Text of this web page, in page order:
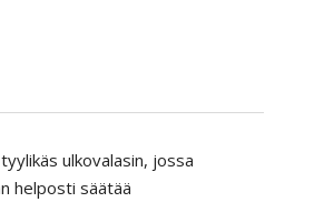
yylikäs ulkovalasin, jossa
helposti säätää